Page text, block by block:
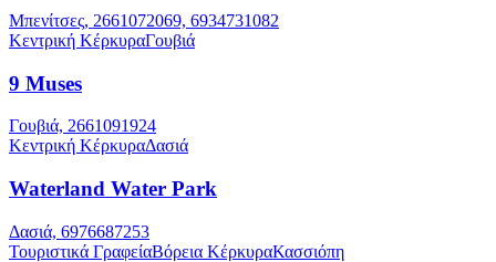
Μπενίτσες, 2661072069, 6934731082
Κεντρική ΚέρκυραΓουβιά
9 Muses
Γουβιά, 2661091924
Κεντρική ΚέρκυραΔασιά
Waterland Water Park
Δασιά, 6976687253
Τουριστικά ΓραφείαΒόρεια ΚέρκυραΚασσιόπη